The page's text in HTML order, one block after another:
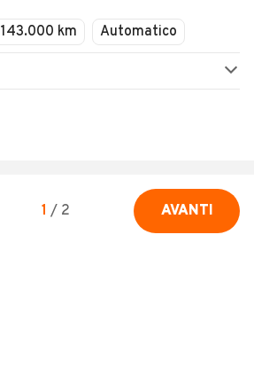
143.000 km Automatico
1 / 2 AVANTI